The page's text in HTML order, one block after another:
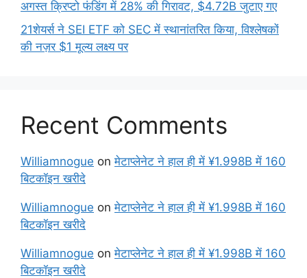
अगस्त क्रिप्टो फंडिंग में 28% की गिरावट, $4.72B जुटाए गए
21शेयर्स ने SEI ETF को SEC में स्थानांतरित किया, विश्लेषकों
की नज़र $1 मूल्य लक्ष्य पर
Recent Comments
Williamnogue onमेटाप्लेनेट ने हाल ही में ¥1.998B में 160
बिटकॉइन खरीदे
Williamnogue onमेटाप्लेनेट ने हाल ही में ¥1.998B में 160
बिटकॉइन खरीदे
Williamnogue onमेटाप्लेनेट ने हाल ही में ¥1.998B में 160
बिटकॉइन खरीदे